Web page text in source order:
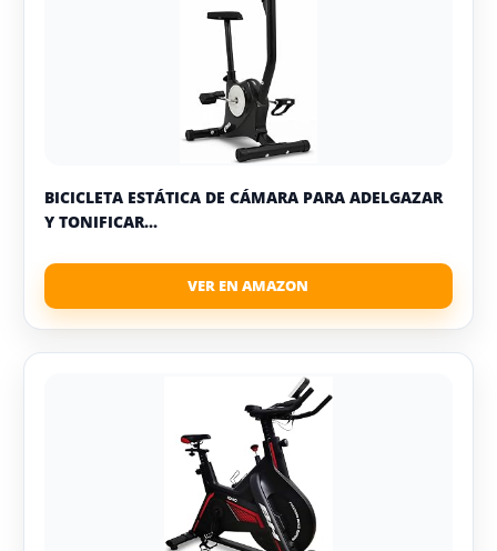
BICICLETA ESTÁTICA DE CÁMARA PARA ADELGAZAR
Y TONIFICAR...